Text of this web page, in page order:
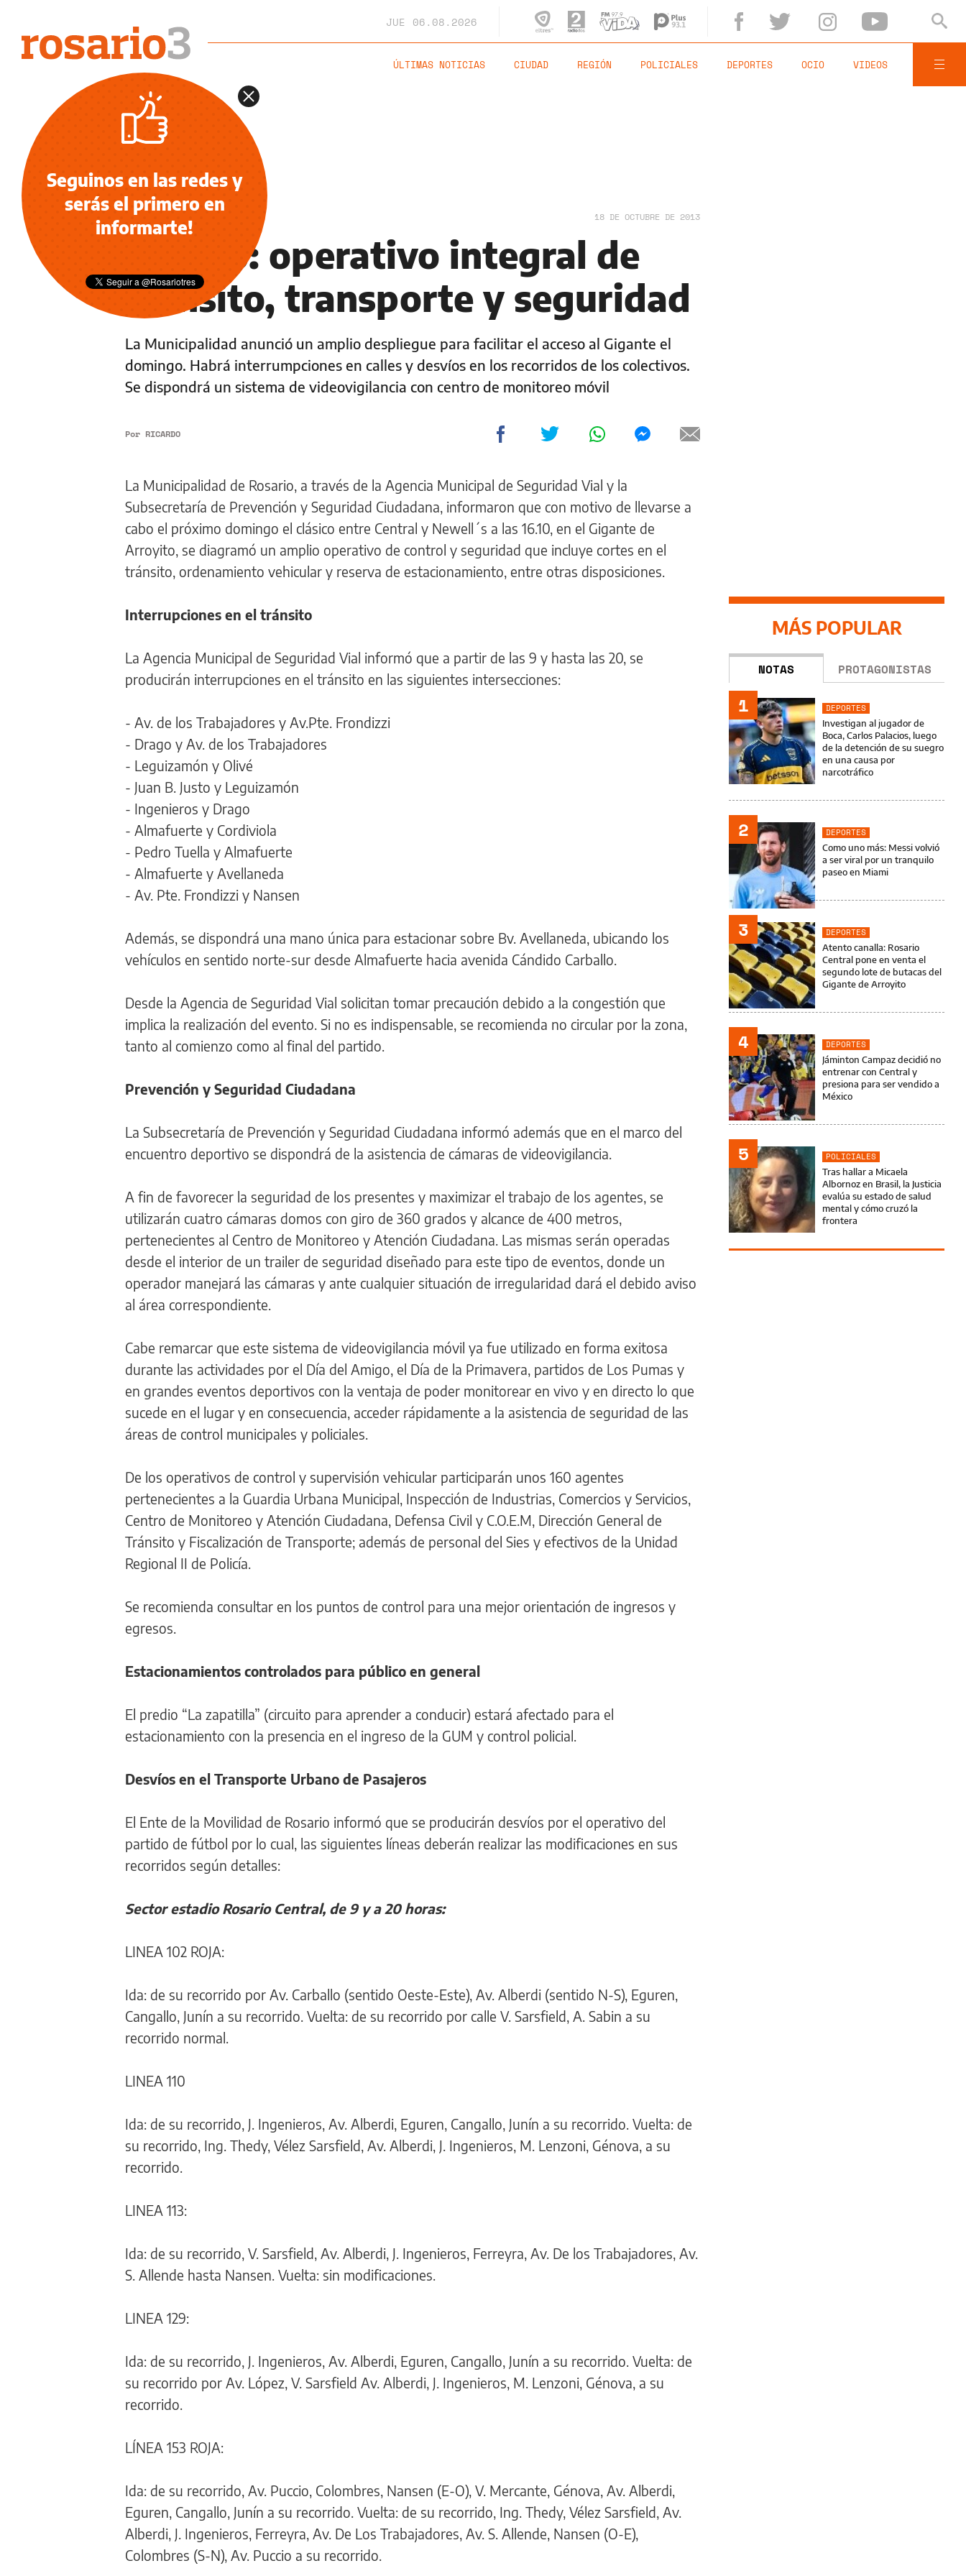
JUE 06.08.2026
ÚLTIMAS NOTICIAS CIUDAD REGIÓN POLICIALES DEPORTES OCIO VIDEOS
NOTICIAS 18 DE OCTUBRE DE 2013
Clásico: operativo integral de
tránsito, transporte y seguridad
La Municipalidad anunció un amplio despliegue para facilitar el acceso al Gigante el
domingo. Habrá interrumpciones en calles y desvíos en los recorridos de los colectivos.
Se dispondrá un sistema de videovigilancia con centro de monitoreo móvil
Por RICARDO
La Municipalidad de Rosario, a través de la Agencia Municipal de Seguridad Vial y la
Subsecretaría de Prevención y Seguridad Ciudadana, informaron que con motivo de llevarse a
cabo el próximo domingo el clásico entre Central y Newell´s a las 16.10, en el Gigante de
Arroyito, se diagramó un amplio operativo de control y seguridad que incluye cortes en el
tránsito, ordenamiento vehicular y reserva de estacionamiento, entre otras disposiciones.
Interrupciones en el tránsito
La Agencia Municipal de Seguridad Vial informó que a partir de las 9 y hasta las 20, se
producirán interrupciones en el tránsito en las siguientes intersecciones:
- Av. de los Trabajadores y Av.Pte. Frondizzi
- Drago y Av. de los Trabajadores
- Leguizamón y Olivé
- Juan B. Justo y Leguizamón
- Ingenieros y Drago
- Almafuerte y Cordiviola
- Pedro Tuella y Almafuerte
- Almafuerte y Avellaneda
- Av. Pte. Frondizzi y Nansen
Además, se dispondrá una mano única para estacionar sobre Bv. Avellaneda, ubicando los
vehículos en sentido norte-sur desde Almafuerte hacia avenida Cándido Carballo.
Desde la Agencia de Seguridad Vial solicitan tomar precaución debido a la congestión que
implica la realización del evento. Si no es indispensable, se recomienda no circular por la zona,
tanto al comienzo como al final del partido.
Prevención y Seguridad Ciudadana
La Subsecretaría de Prevención y Seguridad Ciudadana informó además que en el marco del
encuentro deportivo se dispondrá de la asistencia de cámaras de videovigilancia.
A fin de favorecer la seguridad de los presentes y maximizar el trabajo de los agentes, se
utilizarán cuatro cámaras domos con giro de 360 grados y alcance de 400 metros,
pertenecientes al Centro de Monitoreo y Atención Ciudadana. Las mismas serán operadas
desde el interior de un trailer de seguridad diseñado para este tipo de eventos, donde un
operador manejará las cámaras y ante cualquier situación de irregularidad dará el debido aviso
al área correspondiente.
Cabe remarcar que este sistema de videovigilancia móvil ya fue utilizado en forma exitosa
durante las actividades por el Día del Amigo, el Día de la Primavera, partidos de Los Pumas y
en grandes eventos deportivos con la ventaja de poder monitorear en vivo y en directo lo que
sucede en el lugar y en consecuencia, acceder rápidamente a la asistencia de seguridad de las
áreas de control municipales y policiales.
De los operativos de control y supervisión vehicular participarán unos 160 agentes
pertenecientes a la Guardia Urbana Municipal, Inspección de Industrias, Comercios y Servicios,
Centro de Monitoreo y Atención Ciudadana, Defensa Civil y C.O.E.M, Dirección General de
Tránsito y Fiscalización de Transporte; además de personal del Sies y efectivos de la Unidad
Regional II de Policía.
Se recomienda consultar en los puntos de control para una mejor orientación de ingresos y
egresos.
Estacionamientos controlados para público en general
El predio “La zapatilla” (circuito para aprender a conducir) estará afectado para el
estacionamiento con la presencia en el ingreso de la GUM y control policial.
Desvíos en el Transporte Urbano de Pasajeros
El Ente de la Movilidad de Rosario informó que se producirán desvíos por el operativo del
partido de fútbol por lo cual, las siguientes líneas deberán realizar las modificaciones en sus
recorridos según detalles:
Sector estadio Rosario Central, de 9 y a 20 horas:
LINEA 102 ROJA:
Ida: de su recorrido por Av. Carballo (sentido Oeste-Este), Av. Alberdi (sentido N-S), Eguren,
Cangallo, Junín a su recorrido. Vuelta: de su recorrido por calle V. Sarsfield, A. Sabin a su
recorrido normal.
LINEA 110
Ida: de su recorrido, J. Ingenieros, Av. Alberdi, Eguren, Cangallo, Junín a su recorrido. Vuelta: de
su recorrido, Ing. Thedy, Vélez Sarsfield, Av. Alberdi, J. Ingenieros, M. Lenzoni, Génova, a su
recorrido.
LINEA 113:
Ida: de su recorrido, V. Sarsfield, Av. Alberdi, J. Ingenieros, Ferreyra, Av. De los Trabajadores, Av.
S. Allende hasta Nansen. Vuelta: sin modificaciones.
LINEA 129:
Ida: de su recorrido, J. Ingenieros, Av. Alberdi, Eguren, Cangallo, Junín a su recorrido. Vuelta: de
su recorrido por Av. López, V. Sarsfield Av. Alberdi, J. Ingenieros, M. Lenzoni, Génova, a su
recorrido.
LÍNEA 153 ROJA:
Ida: de su recorrido, Av. Puccio, Colombres, Nansen (E-O), V. Mercante, Génova, Av. Alberdi,
Eguren, Cangallo, Junín a su recorrido. Vuelta: de su recorrido, Ing. Thedy, Vélez Sarsfield, Av.
Alberdi, J. Ingenieros, Ferreyra, Av. De Los Trabajadores, Av. S. Allende, Nansen (O-E),
Colombres (S-N), Av. Puccio a su recorrido.
MÁS POPULAR
NOTAS PROTAGONISTAS
1
DEPORTES
Investigan al jugador de
Boca, Carlos Palacios, luego
de la detención de su suegro
en una causa por
narcotráfico
2
DEPORTES
Como uno más: Messi volvió
a ser viral por un tranquilo
paseo en Miami
3
DEPORTES
Atento canalla: Rosario
Central pone en venta el
segundo lote de butacas del
Gigante de Arroyito
4
DEPORTES
Jáminton Campaz decidió no
entrenar con Central y
presiona para ser vendido a
México
5
POLICIALES
Tras hallar a Micaela
Albornoz en Brasil, la Justicia
evalúa su estado de salud
mental y cómo cruzó la
frontera
Seguinos en las redes y
serás el primero en
informarte!